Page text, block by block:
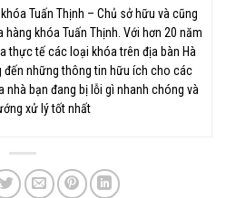
Tuấn Thịnh – Chủ sở hữu và cũng
khóa Tuấn Thịnh. Với hơn 20 năm
thực tế các loại khóa trên địa bàn Hà
đến những thông tin hữu ích cho các
nhà bạn đang bị lỗi gì nhanh chóng và
xử lý tốt nhất